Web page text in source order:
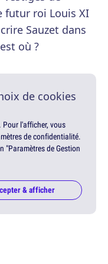
futur roi Louis XI
Sauzet dans
où ?
de cookies
Pour l'afficher, vous
de confidentialité.
"Paramètres de Gestion
& afficher